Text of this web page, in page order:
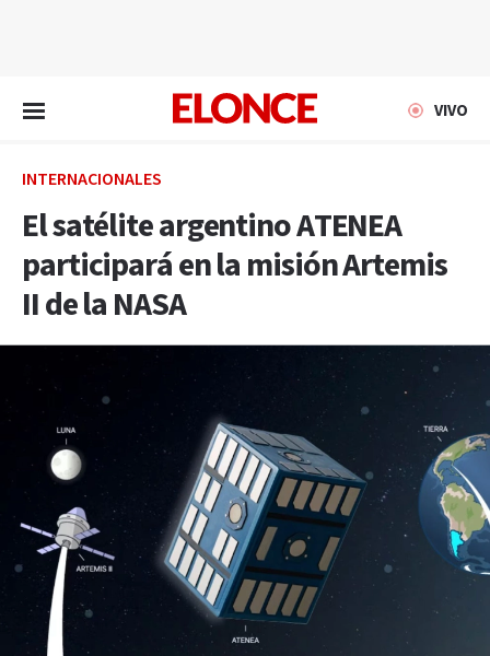
VIVO
INTERNACIONALES
El satélite argentino ATENEA
participará en la misión Artemis
II de la NASA